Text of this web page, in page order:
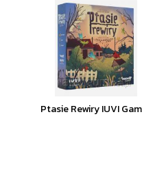
Ptasie Rewiry IUVI